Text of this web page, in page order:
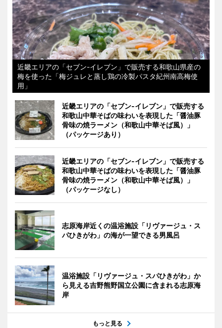
近畿エリアの「セブン-イレブン」で販売する和歌山県産の
梅を使った「梅ジュレと蒸し鶏の冷製パスタ紀州南高梅使
用」
近畿エリアの「セブン-イレブン」で販売する
和歌山中華そばの味わいを表現した「醤油豚
骨味の焼ラーメン（和歌山中華そば風）」
（パッケージあり）
近畿エリアの「セブン-イレブン」で販売する
和歌山中華そばの味わいを表現した「醤油豚
骨味の焼ラーメン（和歌山中華そば風）」
（パッケージなし）
志原海岸近くの温浴施設「リヴァージュ・ス
パひきがわ」の海が一望できる男風呂
温浴施設「リヴァージュ・スパひきがわ」か
ら見える吉野熊野国立公園に含まれる志原海
岸
もっと見る